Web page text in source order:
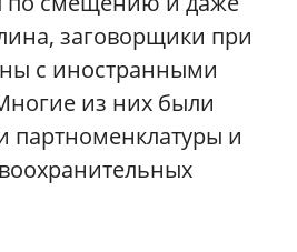
заговорщики при
с иностранными
из них были
партноменклатуры и